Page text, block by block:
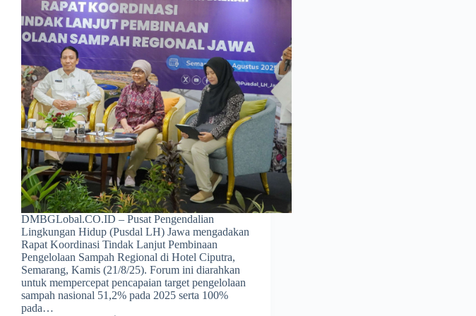
DMBGLobal.CO.ID – Pusat Pengendalian
Lingkungan Hidup (Pusdal LH) Jawa mengadakan
Rapat Koordinasi Tindak Lanjut Pembinaan
Pengelolaan Sampah Regional di Hotel Ciputra,
Semarang, Kamis (21/8/25). Forum ini diarahkan
untuk mempercepat pencapaian target pengelolaan
sampah nasional 51,2% pada 2025 serta 100%
pada…